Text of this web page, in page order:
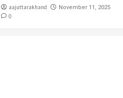
aajuttarakhand November 11, 2025
0